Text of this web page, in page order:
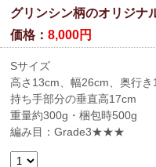
グリンシン柄のオリジナ
価格：8,000円
Sサイズ
高さ13cm、幅26cm、奥行き
持ち手部分の垂直高17cm
重量約300g・梱包時500g
編み目：Grade3★★★